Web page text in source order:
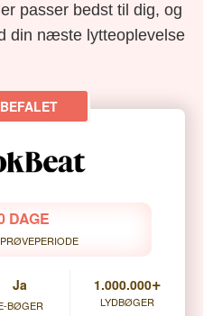
passer bedst til dig, og
din næste lytteoplevelse
DAGE
Ja
BØGER
1.000.000+
LYDBØGER